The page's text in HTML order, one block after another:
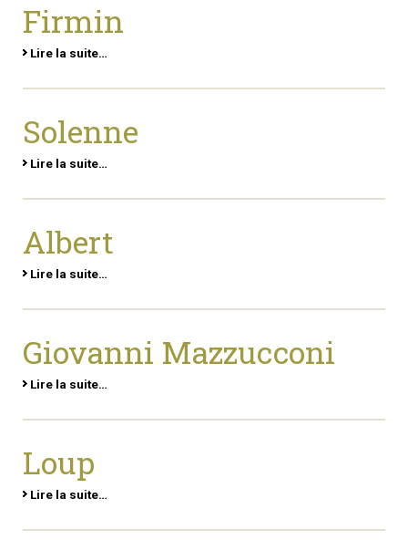
Firmin
Lire la suite…
Solenne
Lire la suite…
Albert
Lire la suite…
Giovanni Mazzucconi
Lire la suite…
Loup
Lire la suite…